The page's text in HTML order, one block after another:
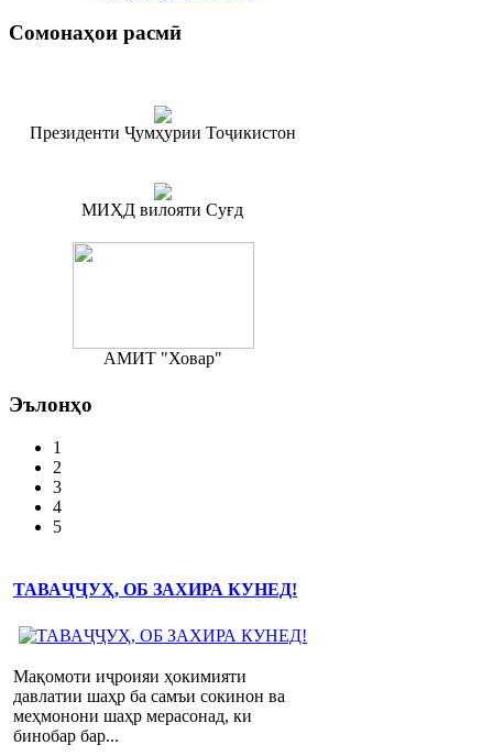
Сомонаҳои расмӣ
Президенти Ҷумҳурии Тоҷикистон
МИҲД вилояти Суғд
АМИТ "Ховар"
Эълонҳо
1
2
3
4
5
ТАВАҶҶУҲ, ОБ ЗАХИРА КУНЕД!
Мақомоти иҷроияи ҳокимияти
давлатии шаҳр ба самъи сокинон ва
меҳмонони шаҳр мерасонад, ки
бинобар бар...